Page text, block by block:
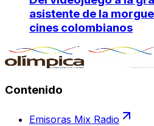
asistente de la
cines colombianos
Contenido
Emisoras Mix Radio